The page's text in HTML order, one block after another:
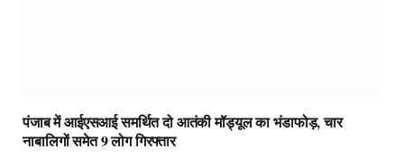
पंजाब में आईएसआई समर्थित दो आतंकी मॉड्यूल का भंडाफोड़, चार
नाबालिगों समेत 9 लोग गिरफ्तार